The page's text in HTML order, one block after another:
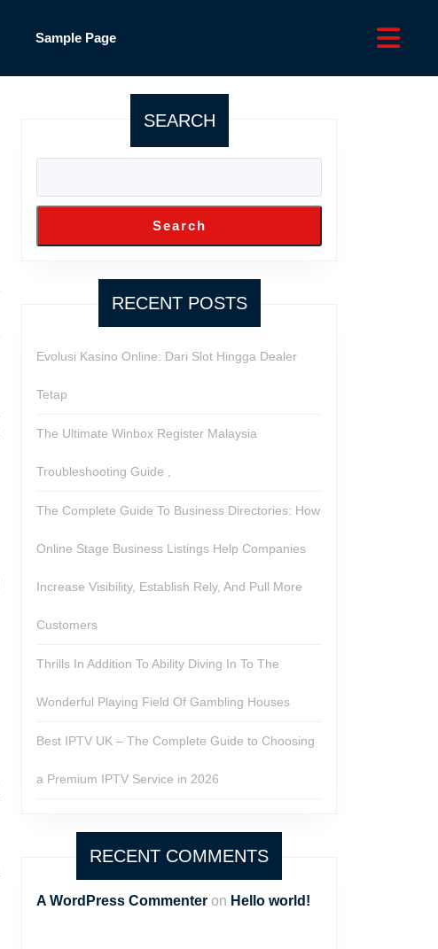
Sample Page
SEARCH
Search
RECENT POSTS
Evolusi Kasino Online: Dari Slot Hingga Dealer
Tetap
The Ultimate Winbox Register Malaysia
Troubleshooting Guide ,
The Complete Guide To Business Directories: How
Online Stage Business Listings Help Companies
Increase Visibility, Establish Rely, And Pull More
Customers
Thrills In Addition To Ability Diving In To The
Wonderful Playing Field Of Gambling Houses
Best IPTV UK – The Complete Guide to Choosing
a Premium IPTV Service in 2026
RECENT COMMENTS
A WordPress Commenter on Hello world!